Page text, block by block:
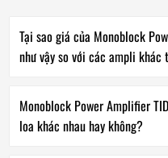
Tại sao giá của Monoblock
như vậy so với các ampli
Monoblock Power Amplifier
loa khác nhau hay không?